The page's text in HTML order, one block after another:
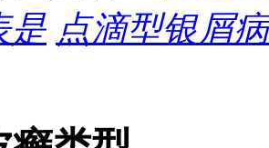
是 点滴型银屑